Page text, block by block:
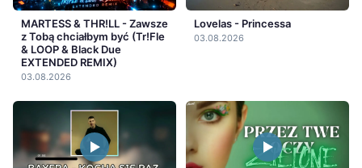
MARTESS & THR!LL - Zawsze
z Tobą chciałbym być (Tr!Fle
& LOOP & Black Due
EXTENDED REMIX)
03.08.2026
Lovelas - Princessa
03.08.2026